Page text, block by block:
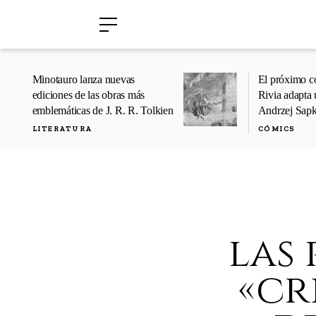
Minotauro lanza nuevas
ediciones de las obras más
emblemáticas de J. R. R. Tolkien
LITERATURA
El próximo
Rivia adapta
Andrzej
CÓMICS
las
›